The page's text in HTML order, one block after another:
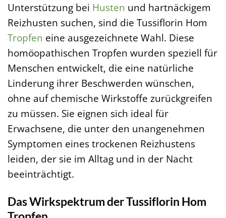
Unterstützung bei Husten und hartnäckigem
Reizhusten suchen, sind die Tussiflorin Hom
Tropfen eine ausgezeichnete Wahl. Diese
homöopathischen Tropfen wurden speziell für
Menschen entwickelt, die eine natürliche
Linderung ihrer Beschwerden wünschen,
ohne auf chemische Wirkstoffe zurückgreifen
zu müssen. Sie eignen sich ideal für
Erwachsene, die unter den unangenehmen
Symptomen eines trockenen Reizhustens
leiden, der sie im Alltag und in der Nacht
beeinträchtigt.
Das Wirkspektrum der Tussiflorin Hom